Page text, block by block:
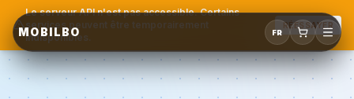
MOBILBO FR
Le serveur API n'est pas accessible. Certains
services peuvent être temporairement
indisponibles.
RÉESSAYER